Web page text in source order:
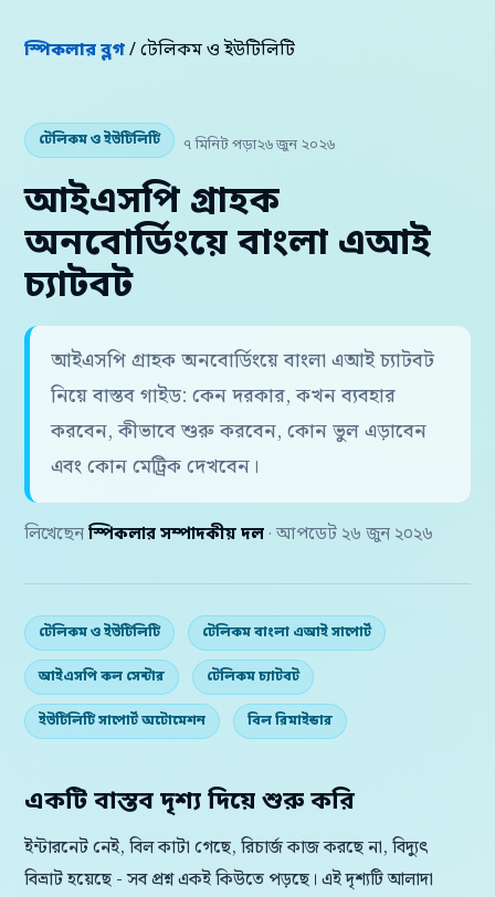
স্পিকলার ব্লগ/ টেলিকম ও ইউটিলিটি
টেলিকম ও ইউটিলিটি ৭ মিনিট পড়া২৬ জুন ২০২৬
আইএসপি গ্রাহক
অনবোর্ডিংয়ে বাংলা এআই
চ্যাটবট
আইএসপি গ্রাহক অনবোর্ডিংয়ে বাংলা এআই চ্যাটবট
নিয়ে বাস্তব গাইড: কেন দরকার, কখন ব্যবহার
করবেন, কীভাবে শুরু করবেন, কোন ভুল এড়াবেন
এবং কোন মেট্রিক দেখবেন।
লিখেছেন স্পিকলার সম্পাদকীয় দল · আপডেট ২৬ জুন ২০২৬
টেলিকম ও ইউটিলিটি টেলিকম বাংলা এআই সাপোর্ট
আইএসপি কল সেন্টার টেলিকম চ্যাটবট
ইউটিলিটি সাপোর্ট অটোমেশন বিল রিমাইন্ডার
একটি বাস্তব দৃশ্য দিয়ে শুরু করি
ইন্টারনেট নেই, বিল কাটা গেছে, রিচার্জ কাজ করছে না, বিদ্যুৎ
বিভ্রাট হয়েছে - সব প্রশ্ন একই কিউতে পড়ছে। এই দৃশ্যটি আলাদা